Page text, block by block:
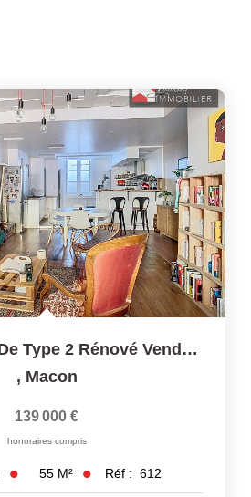
Appartement De Type 2 Rénové Vendu Loué, Hyper Centre Ville...
, Macon
139 000 €
honoraires compris
55 M² Réf : 612